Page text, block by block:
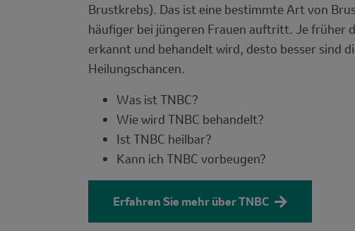
Brustkrebs). Das ist eine bestimmte Art von
häufiger bei jüngeren Frauen auftritt. Je früher
erkannt und behandelt wird, desto besser sind
Heilungschancen.
Was ist TNBC?
Wie wird TNBC behandelt?
Ist TNBC heilbar?
Kann ich TNBC vorbeugen?
Erfahren Sie mehr über TNBC